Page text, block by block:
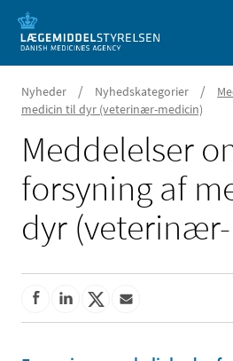
Nyheder / Nyhedskategorier /
medicin til dyr (veterinær-medicin)
Meddelelser
forsyning af
dyr